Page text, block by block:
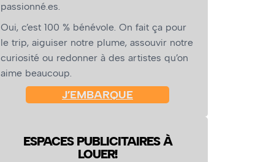
passionné.es.
Oui, c’est 100 % bénévole. On fait ça pour
le trip, aiguiser notre plume, assouvir notre
curiosité ou redonner à des artistes qu’on
aime beaucoup.
J’EMBARQUE
ESPACES PUBLICITAIRES À
LOUER!